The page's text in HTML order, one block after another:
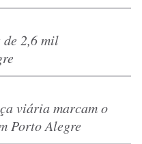
2,6 mil
viária marcam o
Porto Alegre